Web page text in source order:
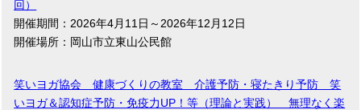
回）
開催期間：2026年4月11日～2026年12月12日
開催場所：岡山市立東山公民館
笑いヨガ協会 健康づくりの教室 介護予防・寝たきり予防 笑
いヨガ＆認知症予防・免疫力UP！等（理論と実践） 無理なく楽